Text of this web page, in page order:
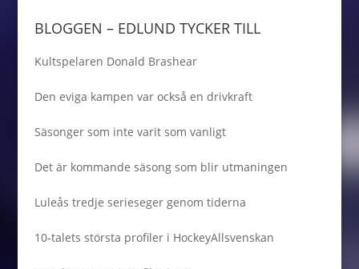
BLOGGEN – EDLUND TYCKER TILL
Kultspelaren Donald Brashear
Den eviga kampen var också en drivkraft
Säsonger som inte varit som vanligt
Det är kommande säsong som blir utmaningen
Luleås tredje serieseger genom tiderna
10-talets största profiler i HockeyAllsvenskan